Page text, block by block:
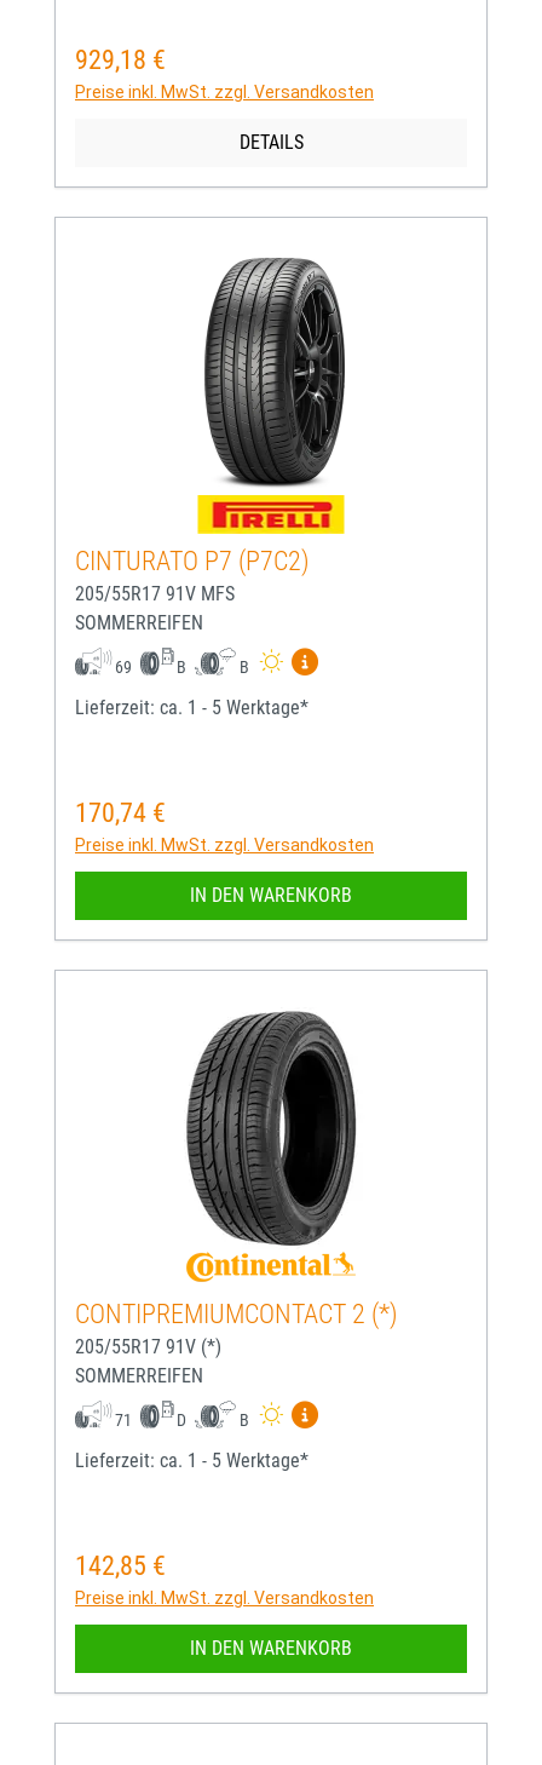
Regulärer Preis:
929,18 €
Preise inkl. MwSt. zzgl. Versandkosten
DETAILS
CINTURATO P7 (P7C2)
205/55R17 91V MFS
SOMMERREIFEN
69 B B
Mehr Informationen zum
Lieferzeit: ca. 1 - 5 Werktage*
Regulärer Preis:
170,74 €
Preise inkl. MwSt. zzgl. Versandkosten
IN DEN WARENKORB
CONTIPREMIUMCONTACT 2 (*)
205/55R17 91V (*)
SOMMERREIFEN
71 D B
Mehr Informationen zum
Lieferzeit: ca. 1 - 5 Werktage*
Regulärer Preis:
142,85 €
Preise inkl. MwSt. zzgl. Versandkosten
IN DEN WARENKORB